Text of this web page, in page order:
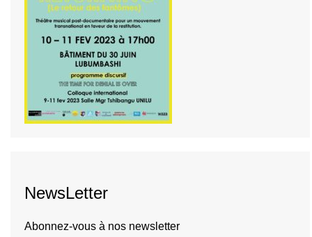
NewsLetter
Abonnez-vous à nos newsletter